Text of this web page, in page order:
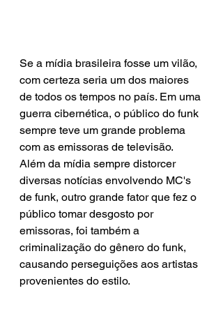
Se a mídia brasileira fosse um vilão,
com certeza seria um dos maiores
de todos os tempos no país. Em uma
guerra cibernética, o público do funk
sempre teve um grande problema
com as emissoras de televisão.
Além da mídia sempre distorcer
diversas notícias envolvendo MC's
de funk, outro grande fator que fez o
público tomar desgosto por
emissoras, foi também a
criminalização do gênero do funk,
causando perseguições aos artistas
provenientes do estilo.